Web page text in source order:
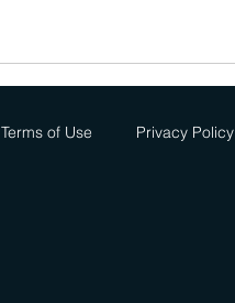
Terms of Use Privacy Policy